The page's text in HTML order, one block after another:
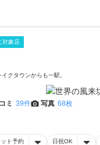
対象店
クタウンからも一駅。
ミ 39件 写真 68枚
ト予約 日祝OK